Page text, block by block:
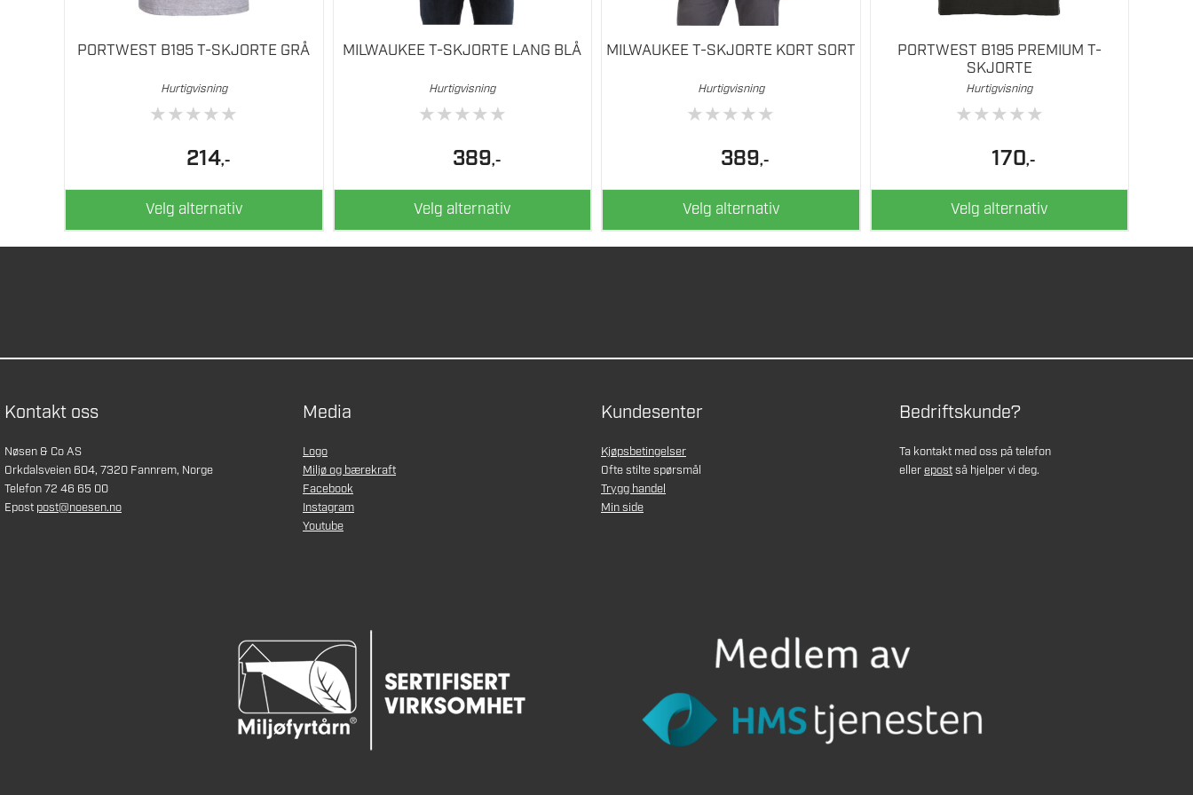
PORTWEST B195 T-SKJORTE GRÅ
Hurtigvisning
★★★★★
214,-
Velg alternativ
MILWAUKEE T-SKJORTE LANG BLÅ
Hurtigvisning
★★★★★
389,-
Velg alternativ
MILWAUKEE T-SKJORTE KORT SORT
Hurtigvisning
★★★★★
389,-
Velg alternativ
PORTWEST B195 PREMIUM T-
SKJORTE
Hurtigvisning
★★★★★
170,-
Velg alternativ
Kontakt oss
Nøsen & Co AS
Orkdalsveien 604, 7320 Fannrem, Norge
Telefon 72 46 65 00
Epost post@noesen.no
Media
Logo
Miljø og bærekraft
Facebook
Instagram
Youtube
Kundesenter
Kjøpsbetingelser
Ofte stilte spørsmål
Trygg handel
Min side
Bedriftskunde?
Ta kontakt med oss på telefon
ellerepostså hjelper vi deg.